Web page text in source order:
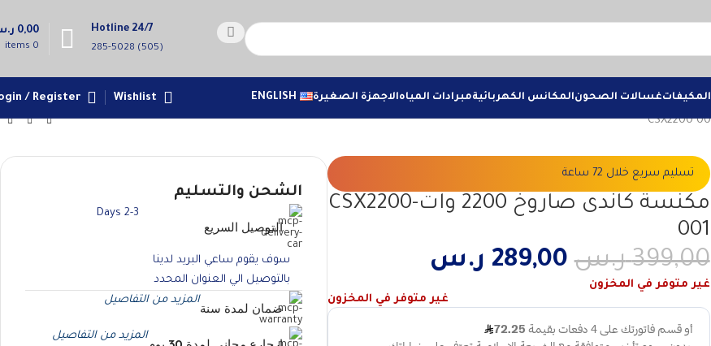
Hotline 24/7
(505) 285-5028
0
items
0,00
المكيفاتغسالات الصحونالمكانس الكهربائيةمبرادات المياهالاجهزة الصغيرة ENGLISH
Wishlist
/ Register
تسليم سريع خلال 72 ساعة
مكنسة كاندى صاروخ 2200 وات-CSX2200
001
399,00 ر.س 289,00 ر.س
غير متوفر في المخزون
غير متوفر في المخزون
الشحن والتسليم
التوصيل السريع
سوف يقوم ساعي البريد لدينا
بالتوصيل الي العنوان المحدد
2-3 Days
ضمان لمدة سنة
المزيد من التفاصيل
المزيد من التفاصيل